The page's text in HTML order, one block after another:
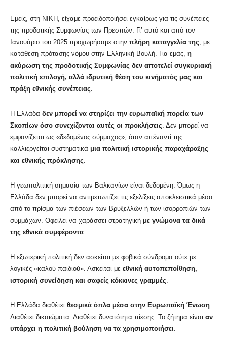
Εμείς, στη ΝΙΚΗ, είχαμε προειδοποιήσει εγκαίρως για τις συνέπειες
της προδοτικής Συμφωνίας των Πρεσπών. Γι’ αυτό και από τον
Ιανουάριο του 2025 προχωρήσαμε στην πλήρη καταγγελία της , με
κατάθεση πρότασης νόμου στην Ελληνική Βουλή. Για εμάς, η
ακύρωση της προδοτικής Συμφωνίας δεν αποτελεί συγκυριακή
πολιτική επιλογή, αλλά ιδρυτική θέση του κινήματός μας και
πράξη εθνικής συνέπειας
Η Ελλάδα δεν μπορεί να στηρίζει την ευρωπαϊκή πορεία των
Σκοπίων όσο συνεχίζονται αυτές οι προκλήσεις . Δεν μπορεί να
εμφανίζεται ως «δεδομένος σύμμαχος», όταν απέναντί της
καλλιεργείται συστηματικά μια πολιτική ιστορικής παραχάραξης
και εθνικής πρόκλησης
Η γεωπολιτική σημασία των Βαλκανίων είναι δεδομένη. Όμως η
Ελλάδα δεν μπορεί να αντιμετωπίζει τις εξελίξεις αποκλειστικά μέσα
από το πρίσμα των πιέσεων των Βρυξελλών ή των ισορροπιών των
συμμάχων. Οφείλει να χαράσσει στρατηγική με γνώμονα τα δικά
της εθνικά συμφέροντα
Η εξωτερική πολιτική δεν ασκείται με φοβικά σύνδρομα ούτε με
λογικές «καλού παιδιού». Ασκείται με εθνική αυτοπεποίθηση,
ιστορική συνείδηση και σαφείς κόκκινες γραμμές
Η Ελλάδα διαθέτει θεσμικά όπλα μέσα στην Ευρωπαϊκή Ένωση
Διαθέτει δικαιώματα. Διαθέτει δυνατότητα πίεσης. Το ζήτημα είναι αν
υπάρχει η πολιτική βούληση να τα χρησιμοποιήσει